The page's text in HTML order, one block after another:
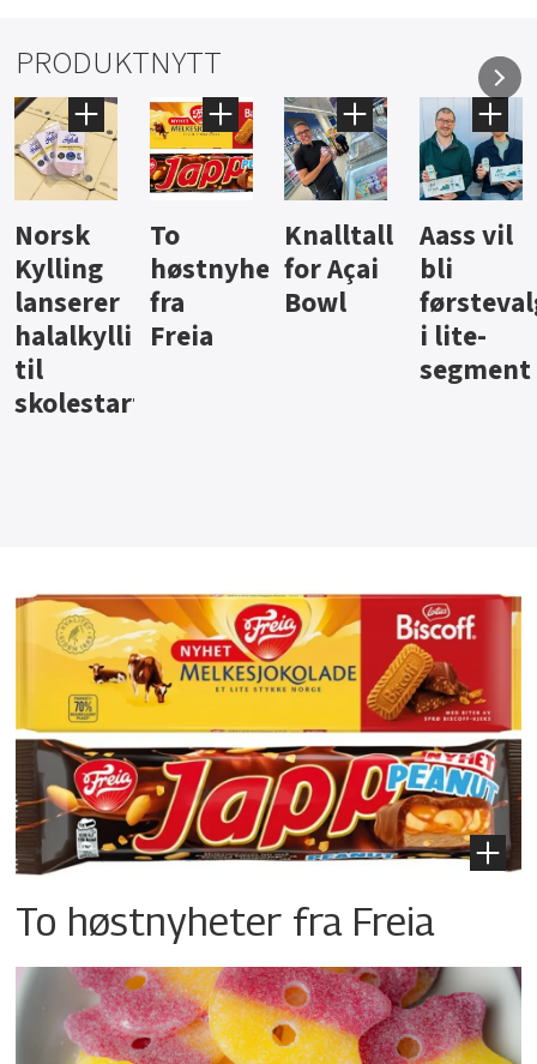
PRODUKTNYTT
Knalltall
for Açai
Bowl
Aass vil
bli
førstevalg
i lite-
Brus og
jus fra
Berentsen
Hard
iste fra
Hansa
To høstnyheter fra Freia